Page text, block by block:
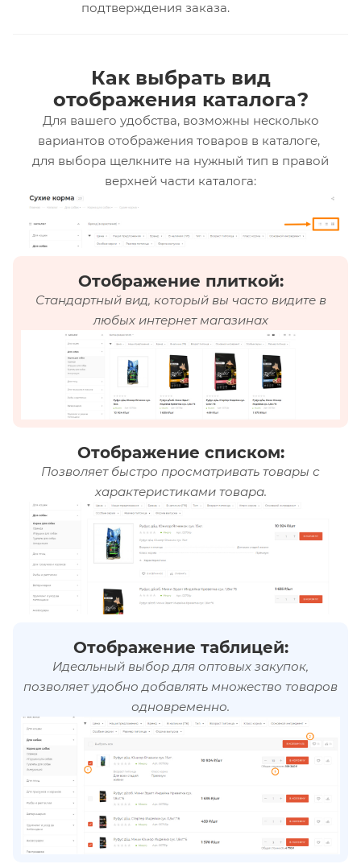
подтверждения заказа.
Как выбрать вид
отображения каталога?
Для вашего удобства, возможны несколько
вариантов отображения товаров в каталоге,
для выбора щелкните на нужный тип в правой
верхней части каталога:
Отображение плиткой:
Стандартный вид, который вы часто видите в
любых интернет магазинах
Отображение списком:
Позволяет быстро просматривать товары с
характеристиками товара.
Отображение таблицей:
Идеальный выбор для оптовых закупок,
позволяет удобно добавлять множество товаров
одновременно.